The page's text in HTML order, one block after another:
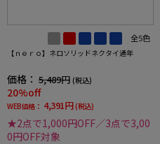
全5色
【ｎｅｒｏ】ネロソリッドネクタイ通年
価格： 5,489円 (税込)
20%off
WEB価格： 4,391円 (税込)
★2点で1,000円OFF／3点で3,00
0円OFF対象